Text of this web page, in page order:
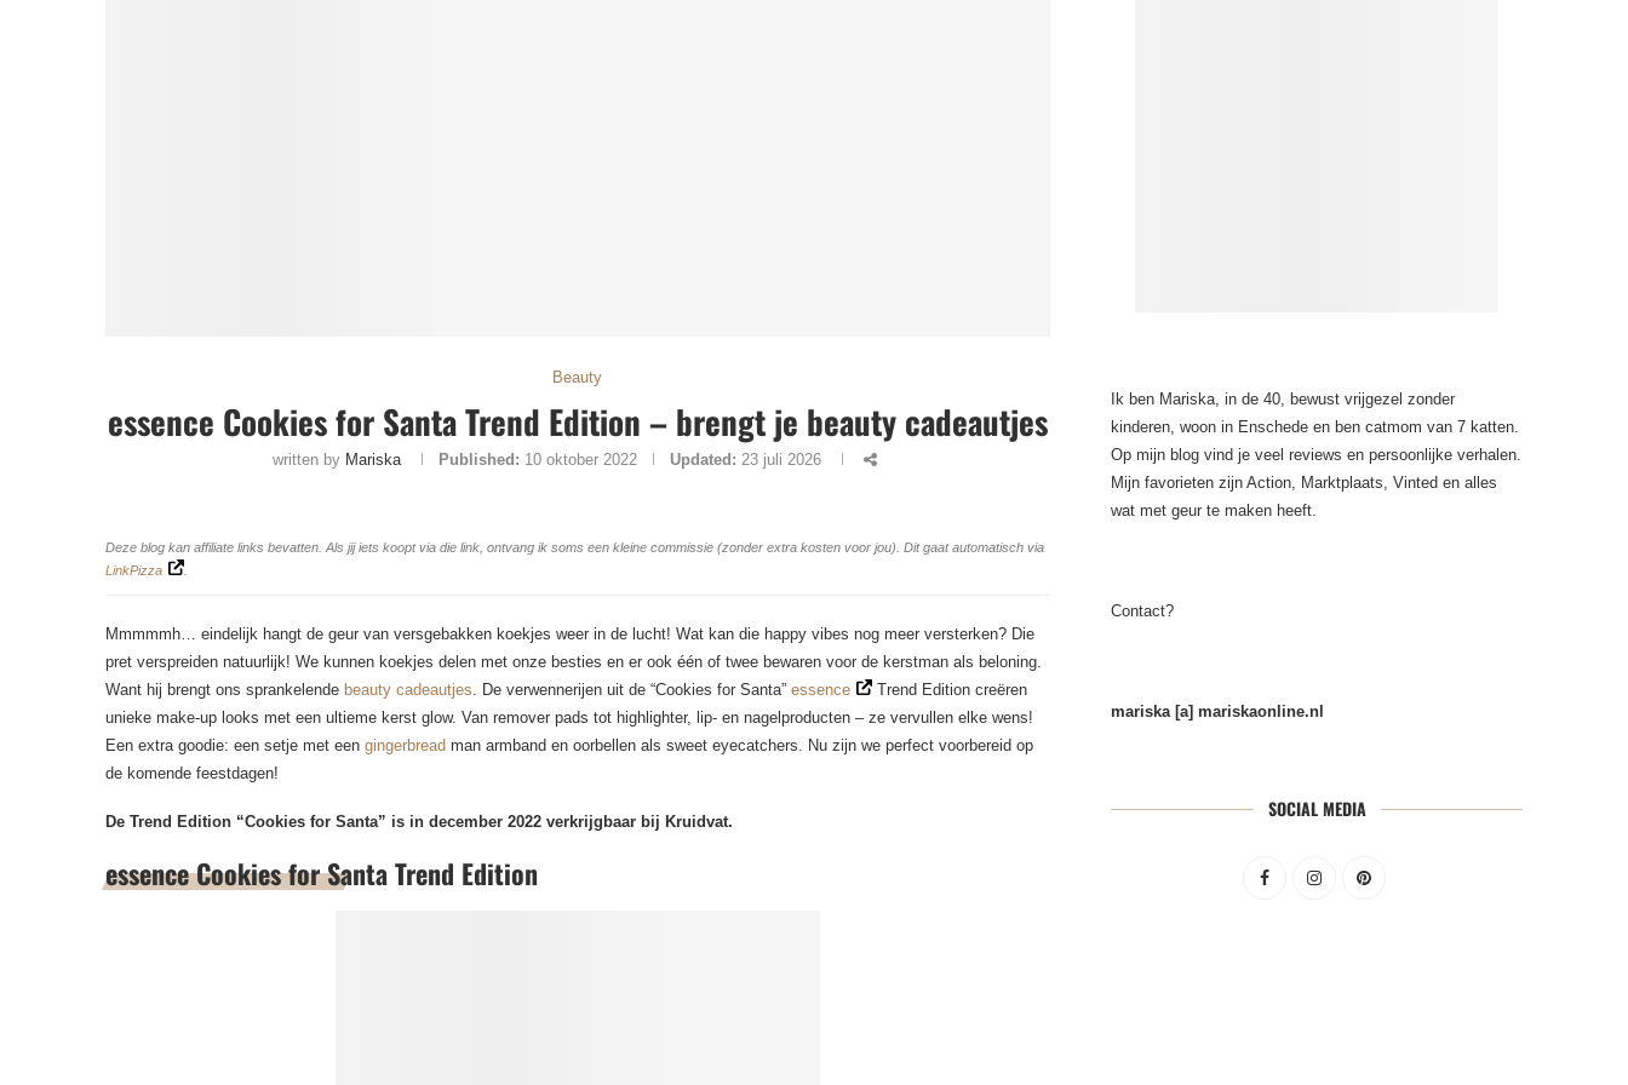
Beauty
essence Cookies for Santa Trend Edition – brengt je beauty cadeautjes
written by Mariska Published: 10 oktober 2022 Updated: 23 juli 2026
Deze blog kan affiliate links bevatten. Als jij iets koopt via die link, ontvang ik soms een kleine commissie (zonder extra kosten voor jou). Dit gaat automatisch via
LinkPizza
Mmmmmh… eindelijk hangt de geur van versgebakken koekjes weer in de lucht! Wat kan die happy vibes nog meer versterken? Die
pret verspreiden natuurlijk! We kunnen koekjes delen met onze besties en er ook één of twee bewaren voor de kerstman als beloning.
Want hij brengt ons sprankelende beauty cadeautjes . De verwennerijen uit de “Cookies for Santa” essence
Trend Edition creëren
unieke make-up looks met een ultieme kerst glow. Van remover pads tot highlighter, lip- en nagelproducten – ze vervullen elke wens!
Een extra goodie: een setje met een gingerbread man armband en oorbellen als sweet eyecatchers. Nu zijn we perfect voorbereid op
de komende feestdagen!
De Trend Edition “Cookies for Santa” is in december 2022 verkrijgbaar bij Kruidvat.
essence Cookies for Santa Trend Edition
Ik ben Mariska, in de 40, bewust vrijgezel zonder
kinderen, woon in Enschede en ben catmom van 7 katten.
Op mijn blog vind je veel reviews en persoonlijke verhalen.
Mijn favorieten zijn Action, Marktplaats, Vinted en alles
wat met geur te maken heeft.
Contact?
mariska [a] mariskaonline.nl
SOCIAL MEDIA